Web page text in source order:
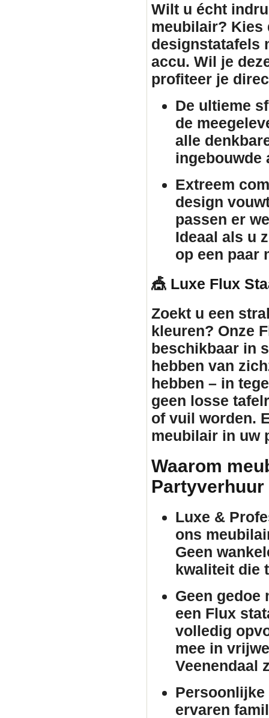
Wilt u écht
meubilair? Kies
designstatafels
accu. Wil je
profiteer je
De ultieme
de
alle
ingebouwde
Extreem
design
passen er
Ideaal als u
op een paar
🎪 Luxe Flux
Zoekt u een
kleuren? Onze
beschikbaar in
hebben van
hebben – in
geen losse
of vuil worden.
meubilair in uw
Waarom
Partyverhuur
Luxe &
ons
Geen
kwaliteit die
Geen gedoe
een Flux
volledig
mee in
Veenendaal
ervaren